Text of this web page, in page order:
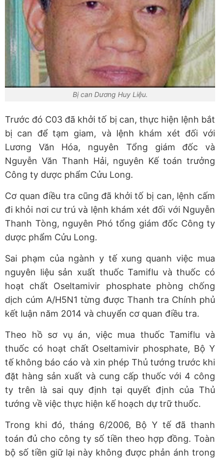
Bị can Dương Huy Liệu.
Trước đó C03 đã khởi tố bị can, thực hiện lệnh bắt
bị can để tạm giam, và lệnh khám xét đối với
Lương Văn Hóa, nguyên Tổng giám đốc và
Nguyễn Văn Thanh Hải, nguyên Kế toán trưởng
Công ty dược phẩm Cửu Long.
Cơ quan điều tra cũng đã khởi tố bị can, lệnh cấm
đi khỏi nơi cư trú và lệnh khám xét đối với Nguyễn
Thanh Tòng, nguyên Phó tổng giám đốc Công ty
dược phẩm Cửu Long.
Sai phạm của ngành y tế xung quanh việc mua
nguyên liệu sản xuất thuốc Tamiflu và thuốc có
hoạt chất Oseltamivir phosphate phòng chống
dịch cúm A/H5N1 từng được Thanh tra Chính phủ
kết luận năm 2014 và chuyển cơ quan điều tra.
Theo hồ sơ vụ án, việc mua thuốc Tamiflu và
thuốc có hoạt chất Oseltamivir phosphate, Bộ Y
tế không báo cáo và xin phép Thủ tướng trước khi
đặt hàng sản xuất và cung cấp thuốc với 4 công
ty trên là sai quy định tại quyết định của Thủ
tướng về việc thực hiện kế hoạch dự trữ thuốc.
Trong khi đó, tháng 6/2006, Bộ Y tế đã thanh
toán đủ cho công ty số tiền theo hợp đồng. Toàn
bộ số tiền giữ lại này không được phản ánh trong